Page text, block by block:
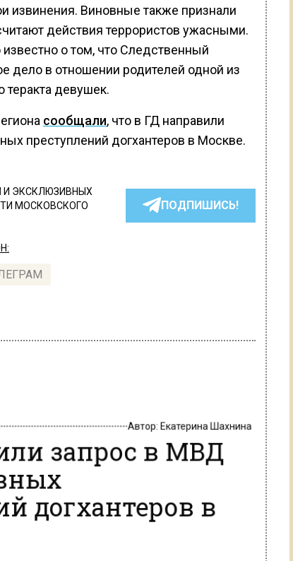
извинения. Виновные также признали
действия террористов ужасными.
о том, что Следственный
дело в отношении родителей одной из
девушек.
сообщали, что в ГД направили
преступлений догхантеров в Москве.
И ЭКСКЛЮЗИВНЫХ
МОСКОВСКОГО
ПОДПИШИСЬ!
запрос в МВД
догхантеров в